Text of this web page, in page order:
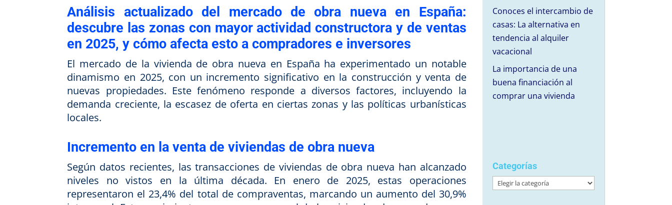
Análisis actualizado del mercado de obra nueva en España:
descubre las zonas con mayor actividad constructora y de ventas
en 2025, y cómo afecta esto a compradores e inversores
El mercado de la vivienda de obra nueva en España ha experimentado un notable
dinamismo en 2025, con un incremento significativo en la construcción y venta de
nuevas propiedades. Este fenómeno responde a diversos factores, incluyendo la
demanda creciente, la escasez de oferta en ciertas zonas y las políticas urbanísticas
locales.
Incremento en la venta de viviendas de obra nueva
Según datos recientes, las transacciones de viviendas de obra nueva han alcanzado
niveles no vistos en la última década. En enero de 2025, estas operaciones
representaron el 23,4% del total de compraventas, marcando un aumento del 30,9%
Conoces el intercambio de
casas: La alternativa en
tendencia al alquiler
vacacional
La importancia de una
buena financiación al
comprar una vivienda
Categorías
Categorías